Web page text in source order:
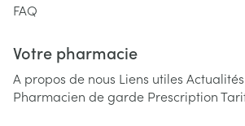
FAQ
Votre pharmacie
A propos de nous Liens utiles
Pharmacien de garde Prescription